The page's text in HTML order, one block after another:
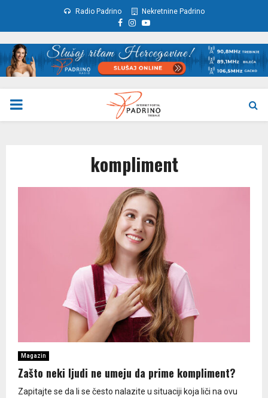
Radio Padrino Nekretnine Padrino
Facebook
Instagram
Youtube
PRIMARY
kompliment
Magazin
Zašto neki ljudi ne umeju da prime kompliment?
Zapitajte se da li se često nalazite u situaciji koja liči na ovu